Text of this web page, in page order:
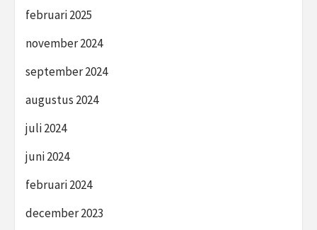
februari 2025
november 2024
september 2024
augustus 2024
juli 2024
juni 2024
februari 2024
december 2023